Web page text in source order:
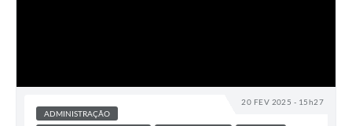
20 FEV 2025 - 15h27
ADMINISTRAÇÃO